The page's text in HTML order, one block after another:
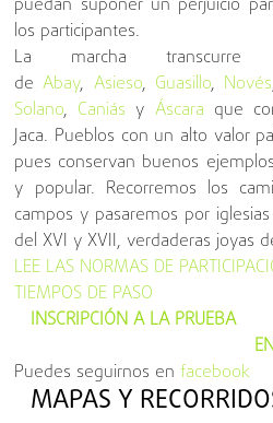
puedan suponer un perjuicio
los participantes.
La marcha
deAbay, Asieso, Guasillo, Novés
Solano, Caniás y Áscara que
Jaca. Pueblos con un alto valor
pues conservan buenos
y popular. Recorremos los
campos y pasaremos por
del XVI y XVII, verdaderas joyas
LEE LAS NORMAS DE
TIEMPOS DE PASO
INSCRIPCIÓN A LA PRUEBA
Puedes seguirnos enfacebook
MAPAS Y